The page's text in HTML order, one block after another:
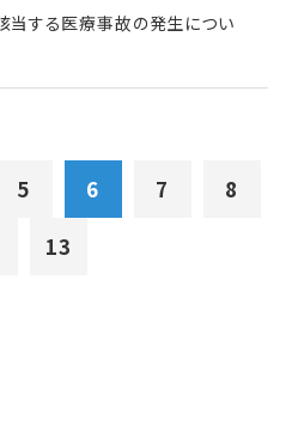
当する医療事故の発生につい
5 6 7
8
13